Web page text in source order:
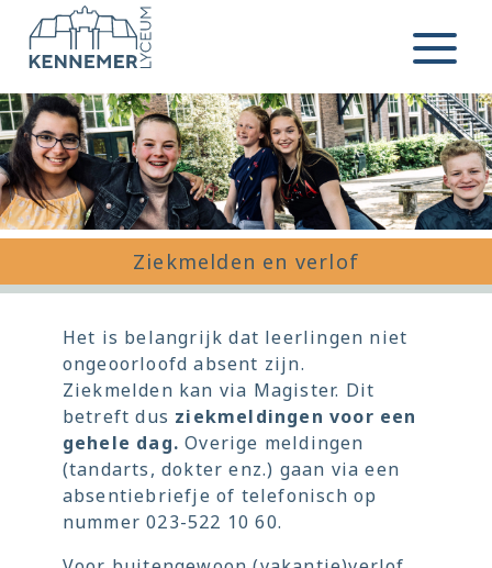
Ga naar de inhoud
Menu
Ziekmelden en verlof
Het is belangrijk dat leerlingen niet
ongeoorloofd absent zijn.
Ziekmelden kan via Magister. Dit
betreft dus ziekmeldingen voor een
gehele dag.Overige meldingen
(tandarts, dokter enz.) gaan via een
absentiebriefje of telefonisch op
nummer 023-522 10 60.